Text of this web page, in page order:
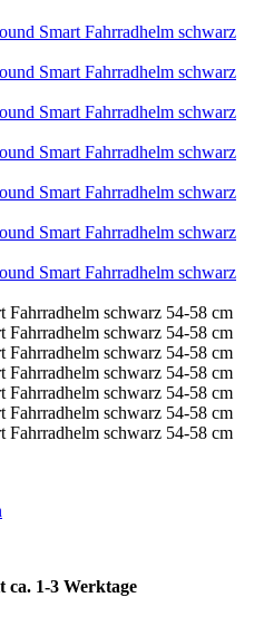
ca. 1-3 Werktage